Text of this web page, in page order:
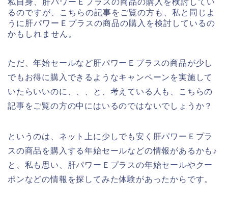
私自身、肝パワーＥプラスの商品の購入を検討してい
るのですが、こちらの記事をご覧の方も、私と同じよ
うに肝パワーＥプラスの商品の購入を検討しているの
かもしれません。
ただ、年始セールなど肝パワーＥプラスの商品が少し
でもお得に購入できるようなキャンペーンを実施して
いたらいいのに、、、と、考えている人も、こちらの
記事をご覧の方の中にはいるのではないでしょうか？
というのは、ネット上に少しでも安く肝パワーＥプラ
スの商品を購入する年始セールなどの情報があるかも♪
と、私も思い、肝パワーＥプラスの年始セールやクー
ポンなどの情報を探してみた体験があったからです。